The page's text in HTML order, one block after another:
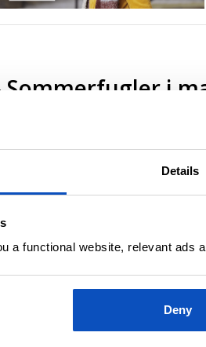
Details
a functional website, relevant ads
Deny
Sommerfugler i
Hei, Hilde! Tre ting som er
planløse dager, og
i magen ved
som venter i den andre
– Hvor finner vi deg i sommer?
– I sommer skal jeg bare være